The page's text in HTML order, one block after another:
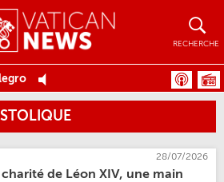
RECHERCHE
28/07/2026
charité de Léon XIV, une main